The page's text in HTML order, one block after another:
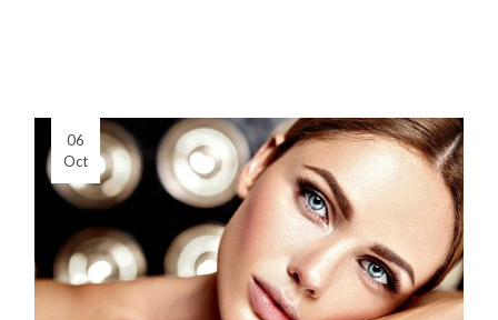
06
Oct